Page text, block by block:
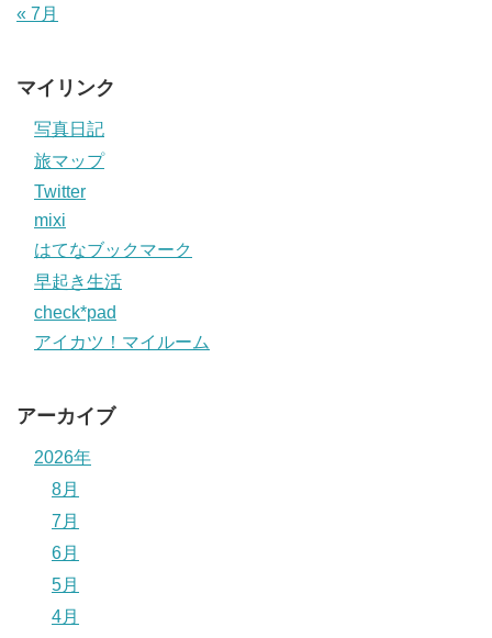
« 7月
マイリンク
写真日記
旅マップ
Twitter
mixi
はてなブックマーク
早起き生活
check*pad
アイカツ！マイルーム
アーカイブ
2026年
8月
7月
6月
5月
4月